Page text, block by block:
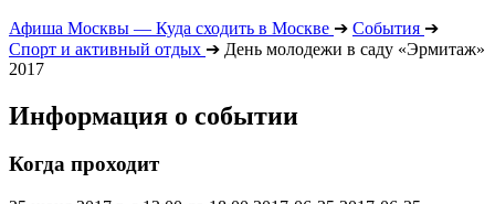
Афиша Москвы — Куда сходить в Москве ➔ События ➔
Спорт и активный отдых ➔ День молодежи в саду «Эрмитаж»
2017
Информация о событии
Когда проходит